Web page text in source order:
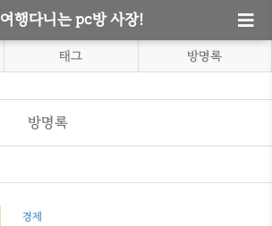
여행다니는 pc방 사장!
태그 방명록
방명록
경제